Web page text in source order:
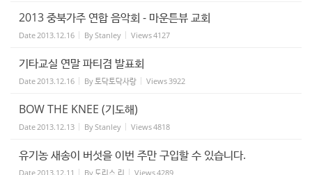
2013 중북가주 연합 음악회 - 마운튼뷰 교회
Date2013.12.16 ByStanley Views4127
기타교실 연말 파티겸 발표회
Date2013.12.16 By토닥토닥사랑 Views3922
BOW THE KNEE (기도해)
Date2013.12.13 ByStanley Views4818
유기농 새송이 버섯을 이번 주만 구입할 수 있습니다.
Date2013.12.11 By도리스 리 Views4289